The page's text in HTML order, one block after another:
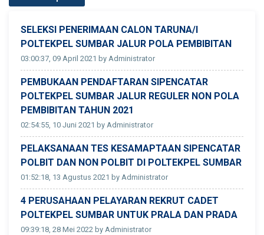
SELEKSI PENERIMAAN CALON TARUNA/I
POLTEKPEL SUMBAR JALUR POLA PEMBIBITAN
03:00:37, 09 April 2021 by Administrator
PEMBUKAAN PENDAFTARAN SIPENCATAR
POLTEKPEL SUMBAR JALUR REGULER NON POLA
PEMBIBITAN TAHUN 2021
02:54:55, 10 Juni 2021 by Administrator
PELAKSANAAN TES KESAMAPTAAN SIPENCATAR
POLBIT DAN NON POLBIT DI POLTEKPEL SUMBAR
01:52:18, 13 Agustus 2021 by Administrator
4 PERUSAHAAN PELAYARAN REKRUT CADET
POLTEKPEL SUMBAR UNTUK PRALA DAN PRADA
09:39:18, 28 Mei 2022 by Administrator